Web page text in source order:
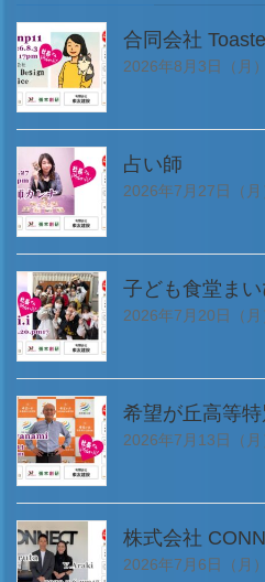
合同会社
2026年8月3日（月）
占い師
2026年7月27日（月
子ども食堂ま
2026年7月20日（月
希望が丘高等
2026年7月13日（月
株式会社
2026年7月6日（月）